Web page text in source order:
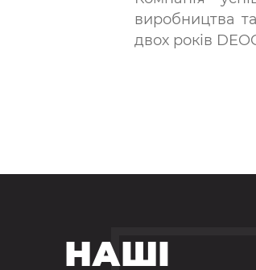
виробництва
двох років
НАШІ